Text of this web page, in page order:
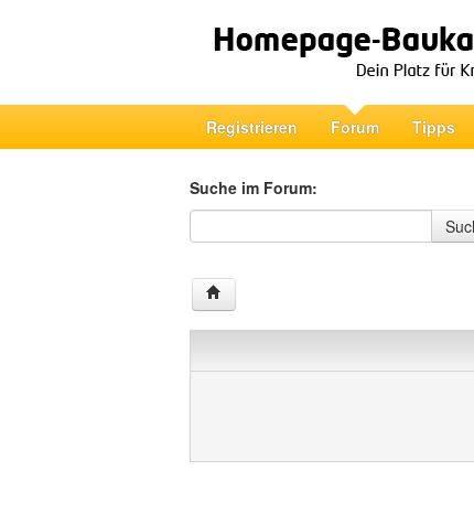
Registrieren Forum Tipps
Suche im Forum:
Suche im Forum